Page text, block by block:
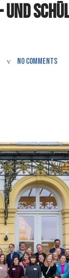
und
No comments